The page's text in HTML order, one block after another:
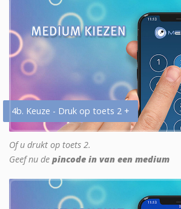
4b. Keuze - Druk op toets 2 +
Of u drukt op toets 2.
Geef nu de pincode in van een medium